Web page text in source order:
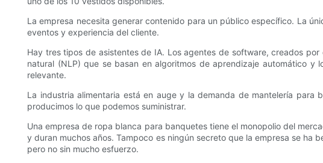
La empresa necesita generar contenido para un público específico. La
eventos y experiencia del cliente.
Hay tres tipos de asistentes de IA. Los agentes de software, creados
natural (NLP) que se basan en algoritmos de aprendizaje automático y
relevante.
La industria alimentaria está en auge y la demanda de mantelería para
producimos lo que podemos suministrar.
Una empresa de ropa blanca para banquetes tiene el monopolio del
y duran muchos años. Tampoco es ningún secreto que la empresa se
pero no sin mucho esfuerzo.